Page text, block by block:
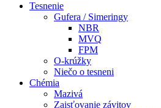
Tesnenie
Gufera / Simeringy
NBR
MVQ
FPM
O-krúžky
Niečo o tesneni
Chémia
Mazivá
Zaisťovanie závitov